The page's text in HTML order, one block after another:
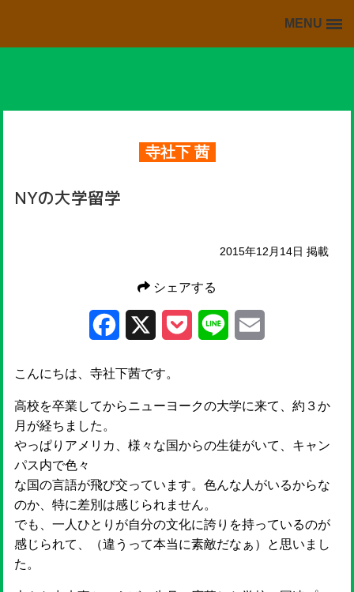
MENU
寺社下 茜
NYの大学留学
2015年12月14日 掲載
シェアする
Facebook Pocket Line
こんにちは、寺社下茜です。
高校を卒業してからニューヨークの大学に来て、約３か
月が経ちました。
やっぱりアメリカ、様々な国からの生徒がいて、キャン
パス内で色々
な国の言語が飛び交っています。色んな人がいるからな
のか、特に差別は感じられません。
でも、一人ひとりが自分の文化に誇りを持っているのが
感じられて、（違うって本当に素敵だなぁ）と思いまし
た。